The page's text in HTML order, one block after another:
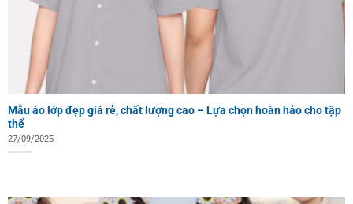
Mẫu áo lớp đẹp giá rẻ, chất lượng cao – Lựa chọn hoàn hảo cho tập
thể
27/09/2025